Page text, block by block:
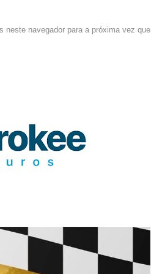
neste navegador para a próxima vez que